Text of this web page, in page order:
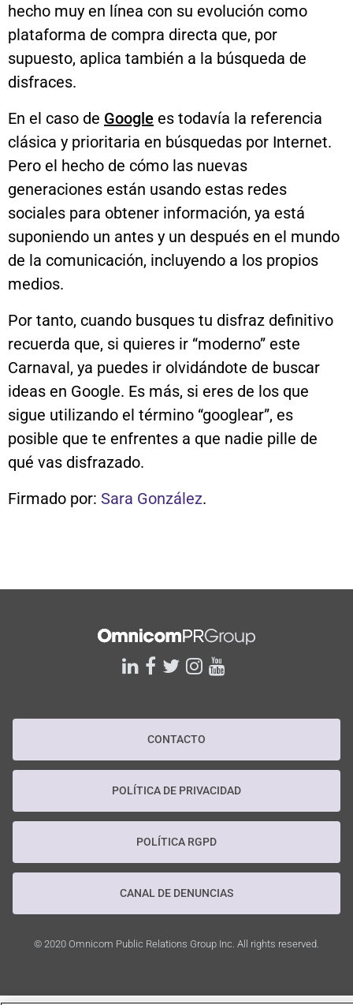
hecho muy en línea con su evolución como
plataforma de compra directa que, por
supuesto, aplica también a la búsqueda de
disfraces.
En el caso de Google es todavía la referencia
clásica y prioritaria en búsquedas por Internet.
Pero el hecho de cómo las nuevas
generaciones están usando estas redes
sociales para obtener información, ya está
suponiendo un antes y un después en el mundo
de la comunicación, incluyendo a los propios
medios.
Por tanto, cuando busques tu disfraz definitivo
recuerda que, si quieres ir “moderno” este
Carnaval, ya puedes ir olvidándote de buscar
ideas en Google. Es más, si eres de los que
sigue utilizando el término “googlear”, es
posible que te enfrentes a que nadie pille de
qué vas disfrazado.
Firmado por: Sara González.
linkedin
facebook
twitterinstagram
youtube
CONTACTO
POLÍTICA DE PRIVACIDAD
POLÍTICA RGPD
CANAL DE DENUNCIAS
© 2020 Omnicom Public Relations Group Inc. All rights reserved.